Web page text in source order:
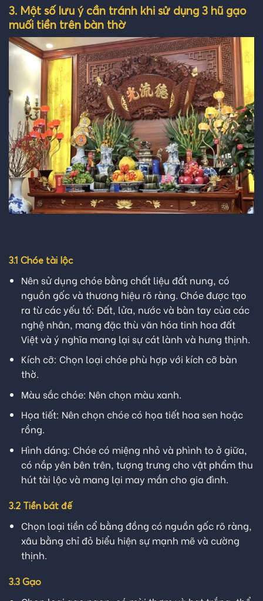
3. Một số lưu ý cần tránh khi sử dụng 3 hũ gạo
muối tiền trên bàn thờ
3.1 Chóe tài lộc
Nên sử dụng chóe bằng chất liệu đất nung, có
nguồn gốc và thương hiệu rõ ràng. Chóe được tạo
ra từ các yếu tố: Đất, lửa, nước và bàn tay của các
nghệ nhân, mang đặc thù văn hóa tinh hoa đất
Việt và ý nghĩa mang lại sự cát lành và hưng thịnh.
Kích cỡ: Chọn loại chóe phù hợp với kích cỡ bàn
thờ.
Màu sắc chóe: Nên chọn màu xanh.
Họa tiết: Nên chọn chóe có họa tiết hoa sen hoặc
rồng.
Hình dáng: Chóe có miệng nhỏ và phình to ở giữa,
có nắp yên bên trên, tượng trưng cho vật phẩm thu
hút tài lộc và mang lại may mắn cho gia đình.
3.2 Tiền bát đế
Chọn loại tiền cổ bằng đồng có nguồn gốc rõ ràng,
xâu bằng chỉ đỏ biểu hiện sự mạnh mẽ và cường
thịnh.
3.3 Gạo